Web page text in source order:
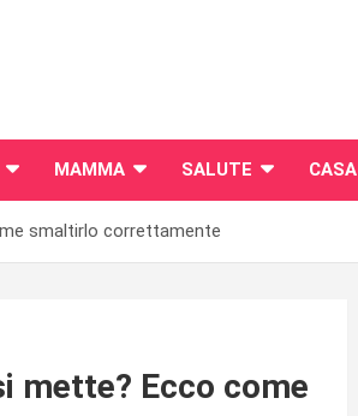
MAMMA SALUTE CASA
smaltirlo correttamente
mette? Ecco come